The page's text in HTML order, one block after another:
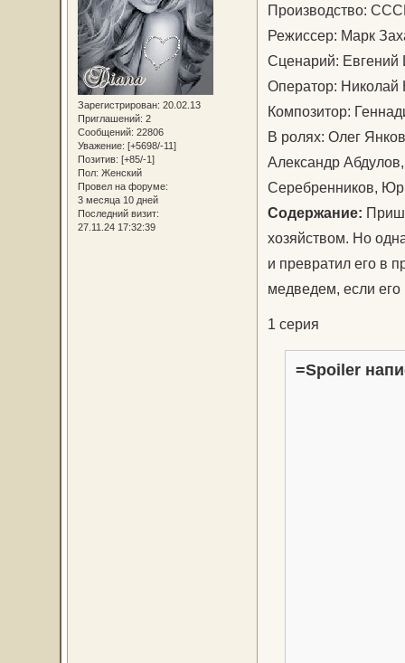
Зарегистрирован: 20.02.13
Приглашений: 2
Сообщений: 22806
Уважение: [+5698/-11]
Позитив: [+85/-1]
Пол: Женский
Провел на форуме:
3 месяца 10 дней
Последний визит:
27.11.24 17:32:39
Производство:
Режиссер: Марк
Сценарий:
Оператор:
Композитор:
В ролях: Олег
Александр
Серебренников,
Содержание:
хозяйством. Но
и превратил его в
медведем, если его
1 серия
=Spoiler